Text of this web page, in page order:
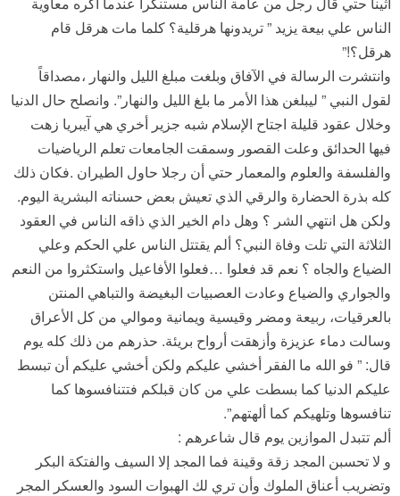
الناس علي بيعة يزيد ” تريدونها هرقلية؟ كلما مات هرقل قام
هرقل؟!”
وانتشرت الرسالة في الآفاق وبلغت مبلغ الليل والنهار ،مصداقاً
لقول النبي ” ليبلغن هذا الأمر ما بلغ الليل والنهار”. وانصلح حال الدنيا
وخلال عقود قليلة اجتاح الإسلام شبه جزير أخري هي آيبريا زهت
فيها الحدائق وعلت القصور وسمقت الجامعات تعلم الرياضيات
والفلسفة والعلوم والمعمار حتي أن رجلا حاول الطيران .فكان ذلك
كله بذرة الحضارة والرقي الذي تعيش بعض حسناته البشرية اليوم.
ولكن هل انتهي الشر ؟ وهل دام الخير الذي ذاقه الناس في العقود
الثلاثة التي تلت وفاة النبي؟ ألم يقتتل الناس علي الحكم وعلي
الضياع والجاه ؟ نعم قد فعلوا …فعلوا الأفاعيل واستكثروا من النعم
والجواري والضياع وعادت العصبيات البغيضة والتباهي المنتن
بالعرقيات، ربيعة ومضر وقيسية ويمانية وموالي من كل الأعراق
وسالت دماء عزيزة وأزهقت أرواح بريئة. حذرهم من ذلك كله يوم
قال: ” فو الله ما الفقر أخشي عليكم ولكن أخشي عليكم أن تبسط
عليكم الدنيا كما بسطت علي من كان قبلكم فتتنافسوها كما
تنافسوها وتلهيكم كما ألهتهم”.
ألم تتبدل الموازين يوم قال شاعرهم :
و لا تحسبن المجد زقة وقينة فما المجد إلا السيف والفتكة البكر
وتضريب أعناق الملوك وأن تري لك الهبوات السود والعسكر المجر